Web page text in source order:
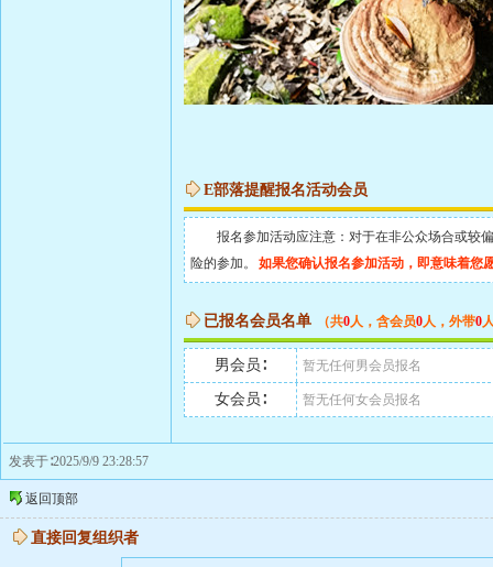
E部落提醒报名活动会员
报名参加活动应注意：对于在非公众场合或较偏
险的参加。
如果您确认报名参加活动，即意味着您
已报名会员名单 （共0人，含会员0人，外带0
男会员∶ 暂无任何男会员报名
女会员∶ 暂无任何女会员报名
发表于∶2025/9/9 23:28:57
返回顶部
直接回复组织者